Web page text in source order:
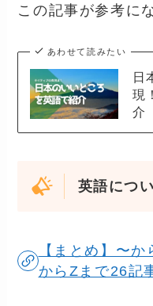
この記事が参考に
あわせて読みたい
日
現
介
英語につ
【まとめ】〜
からZまで26記